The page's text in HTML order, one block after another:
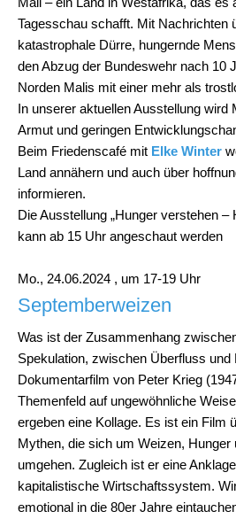
Tagesschau schafft. Mit Nachrichten
katastrophale Dürre, hungernde
den Abzug der Bundeswehr nach 10
Norden Malis mit einer mehr als
In unserer aktuellen Ausstellung wird
Armut und geringen
Beim Friedenscafé mit Elke Winter
Land annähern und auch über
informieren.
Die Ausstellung „Hunger verstehen –
kann ab 15 Uhr angeschaut werden
Mo., 24.06.2024 , um 17-19 Uhr
Septemberweizen
Was ist der Zusammenhang
Spekulation, zwischen Überfluss
Dokumentarfilm von Peter Krieg
Themenfeld auf ungewöhnliche
ergeben eine Kollage. Es ist ein Film
Mythen, die sich um Weizen, Hunger
umgehen. Zugleich ist er eine
kapitalistische Wirtschaftssystem.
emotional in die 80er Jahre